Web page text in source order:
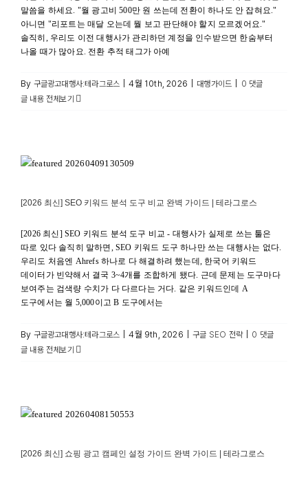
말씀을 하세요. "월 광고비 500만 원 쓰는데 전환이 하나도 안 잡혀요."
아니면 "리포트는 매달 오는데 뭘 보고 판단해야 할지 모르겠어요."
솔직히, 우리도 이전 대행사가 관리하던 계정을 인수받으면 한숨부터
나올 때가 많아요. 전환 추적 태그가 아예
By 구글광고대행사:테라그로스 4월 10th, 2026 대행가이드
0 댓글
글 내용 전체보기
[2026 최신] SEO 키워드 분석 도구 비교 완벽 가이드 | 테라그로스
[2026 최신] SEO 키워드 분석 도구 비교 - 대행사가 실제로 쓰는 툴은
따로 있다 솔직히 말하면, SEO 키워드 도구 하나만 쓰는 대행사는 없다.
우리도 처음엔 Ahrefs 하나로 다 해결하려 했는데, 한국어 키워드
데이터가 빈약해서 결국 3~4개를 조합하게 됐다. 근데 문제는 도구마다
보여주는 검색량 수치가 다 다르다는 거다. 같은 키워드인데 A
도구에서는 월 5,000이고 B 도구에서는
By 구글광고대행사:테라그로스 4월 9th, 2026 구글 SEO 전략
0 댓글
글 내용 전체보기
[2026 최신] 쇼핑 광고 캠페인 설정 가이드 완벽 가이드 | 테라그로스